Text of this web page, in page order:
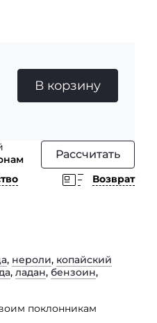
В корзину
Рассчитать
Возврат
, нероли, копайский
, ладан, бензоин,
поклонникам